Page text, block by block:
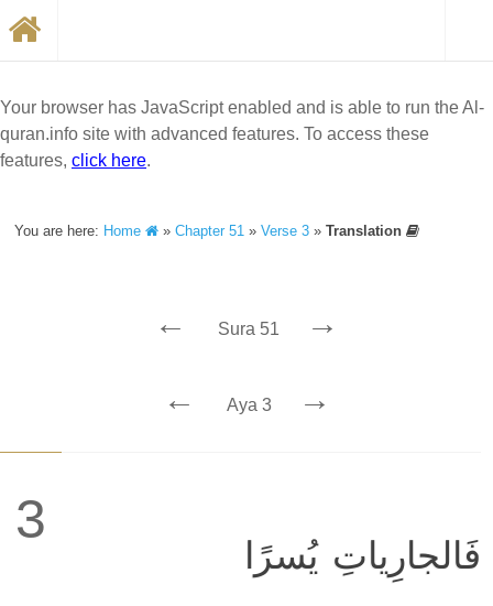
Your browser has JavaScript enabled and is able to run the Al-
quran.info site with advanced features. To access these
features, click here.
You are here: Home »Chapter 51 »Verse 3 »Translation
← Sura 51 →
← Aya 3 →
3
فَالجارِياتِ يُسرًا